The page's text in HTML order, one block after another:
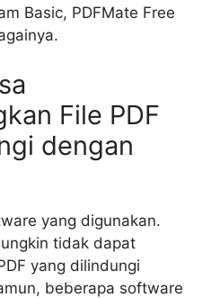
Basic, PDFMate Free
File PDF
dengan
yang digunakan.
tidak dapat
yang dilindungi
beberapa software